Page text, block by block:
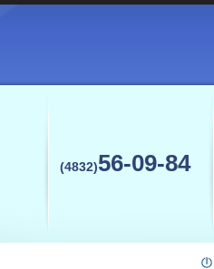
(4832)56-09-84